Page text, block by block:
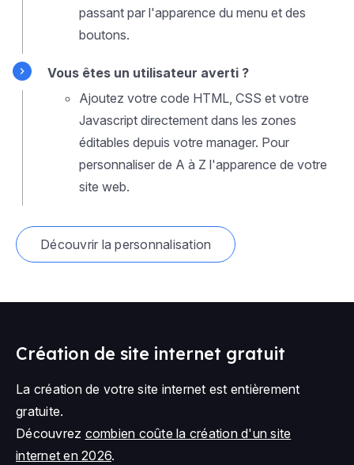
passant par l'apparence du menu et des
boutons.
Vous êtes un utilisateur averti ?
Ajoutez votre code HTML, CSS et votre
Javascript directement dans les zones
éditables depuis votre manager. Pour
personnaliser de A à Z l'apparence de votre
site web.
Découvrir la personnalisation
Création de site internet gratuit
La création de votre site internet est entièrement
gratuite.
Découvrez combien coûte la création d'un site
internet en 2026.